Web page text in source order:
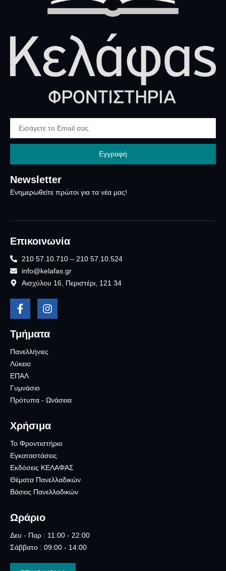
Newsletter
Ενημερωθείτε πρώτοι για τα νέα μας!
Εγγραφή
Επικοινωνία
210 57.10.710 – 210 57.10.524
info@kelafas.gr
Αισχύλου 16, Περιστέρι, 121 34
Τμήματα
Πανελλήνιες
Λύκειο
ΕΠΑΛ
Γυμνάσιο
Πρότυπα - Ωνάσεια
Χρήσιμα
Το Φροντιστήριο
Εγκαταστάσεις
Εκδόσεις ΚΕΛΑΦΑΣ
Θέματα Πανελλαδικών
Βάσεις Πανελλαδικών
Ωράριο
Δευ - Παρ : 11:00 - 22:00
Σάββατο : 09:00 - 14:00